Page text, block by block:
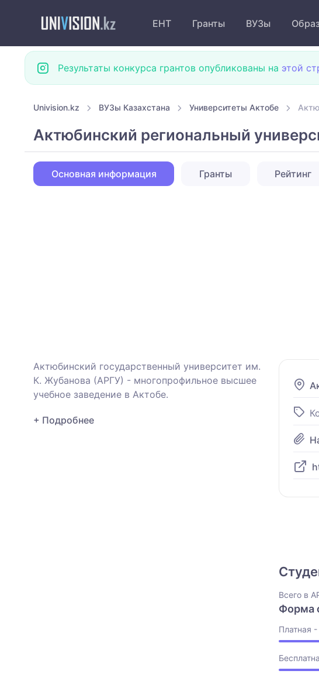
ЕНТ Гранты ВУЗы
Результаты конкурса грантов опубликованы на этой
Univision.kz ВУЗы Казахстана Университеты Актобе
Актюбинский региональный
Основная информация Гранты Рейтинг
Актюбинский государственный университет им.
К. Жубанова (АРГУ) - многопрофильное высшее
учебное заведение в Актобе.
+ Подробнее
Всего в
Форма
Платная